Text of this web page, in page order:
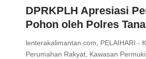
DPRKPLH Apresiasi
Pohon oleh Polres
lenterakalimantan.com, PELAIHARI -
Perumahan Rakyat, Kawasan